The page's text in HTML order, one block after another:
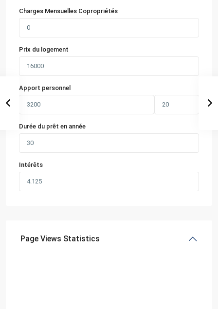
Charges Mensuelles Copropriétés
Prix du logement
Apport personnel
Durée du prêt en année
Intérêts
Page Views Statistics